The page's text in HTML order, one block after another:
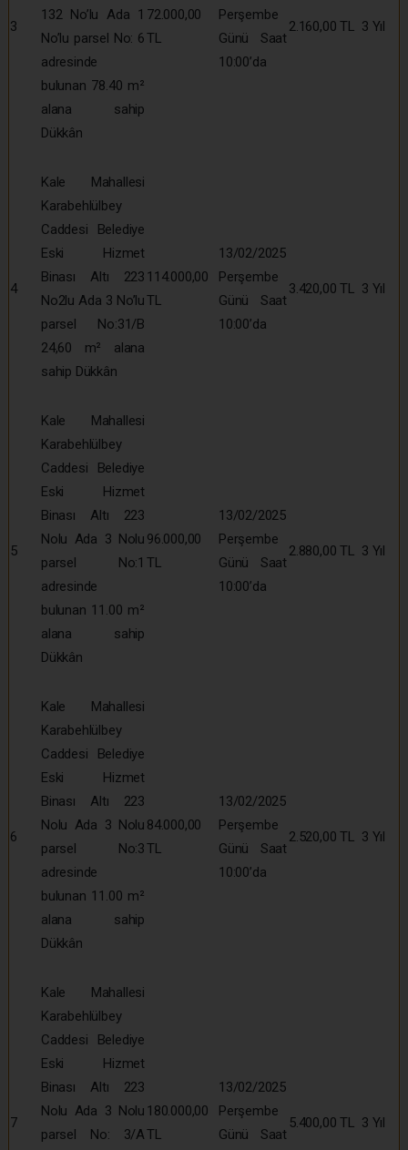
3
132 No’lu Ada 1
No’lu parsel No: 6
adresinde
bulunan 78.40 m²
alana sahip
Dükkân
72.000,00
TL
Perşembe
Günü Saat
10:00’da
2.160,00 TL 3 Yıl
4
Kale Mahallesi
Karabehlülbey
Caddesi Belediye
Eski Hizmet
Binası Altı 223
No2lu Ada 3 No’lu
parsel No:31/B
24,60 m² alana
sahip Dükkân
114.000,00
TL
13/02/2025
Perşembe
Günü Saat
10:00’da
3.420,00 TL 3 Yıl
5
Kale Mahallesi
Karabehlülbey
Caddesi Belediye
Eski Hizmet
Binası Altı 223
Nolu Ada 3 Nolu
parsel No:1
adresinde
bulunan 11.00 m²
alana sahip
Dükkân
96.000,00
TL
13/02/2025
Perşembe
Günü Saat
10:00’da
2.880,00 TL 3 Yıl
6
Kale Mahallesi
Karabehlülbey
Caddesi Belediye
Eski Hizmet
Binası Altı 223
Nolu Ada 3 Nolu
parsel No:3
adresinde
bulunan 11.00 m²
alana sahip
Dükkân
84.000,00
TL
13/02/2025
Perşembe
Günü Saat
10:00’da
2.520,00 TL 3 Yıl
7
Kale Mahallesi
Karabehlülbey
Caddesi Belediye
Eski Hizmet
Binası Altı 223
Nolu Ada 3 Nolu
parsel No: 3/A
180.000,00
TL
13/02/2025
Perşembe
Günü Saat
5.400,00 TL 3 Yıl